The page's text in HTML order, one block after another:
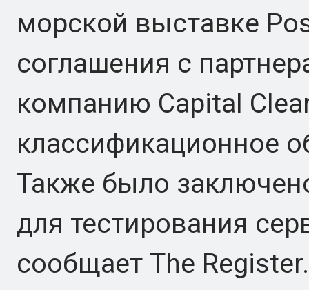
морской выставке
соглашения с
компанию Capital
классификационное
Также было
для тестирования
сообщает The